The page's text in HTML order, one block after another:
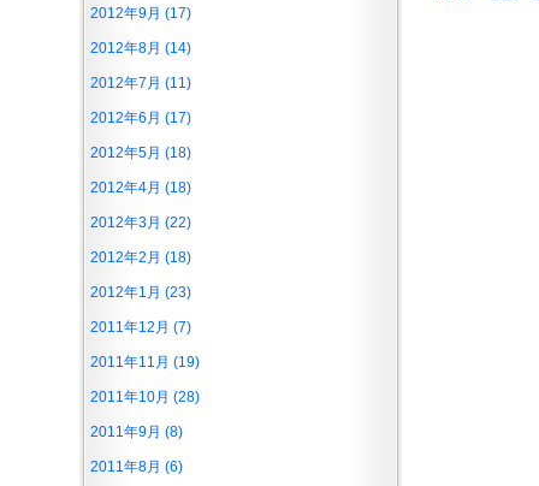
2012年9月 (17)
2012年8月 (14)
2012年7月 (11)
2012年6月 (17)
2012年5月 (18)
2012年4月 (18)
2012年3月 (22)
2012年2月 (18)
2012年1月 (23)
2011年12月 (7)
2011年11月 (19)
2011年10月 (28)
2011年9月 (8)
2011年8月 (6)